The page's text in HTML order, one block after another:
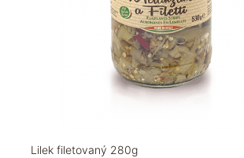
Lilek filetovaný 280g